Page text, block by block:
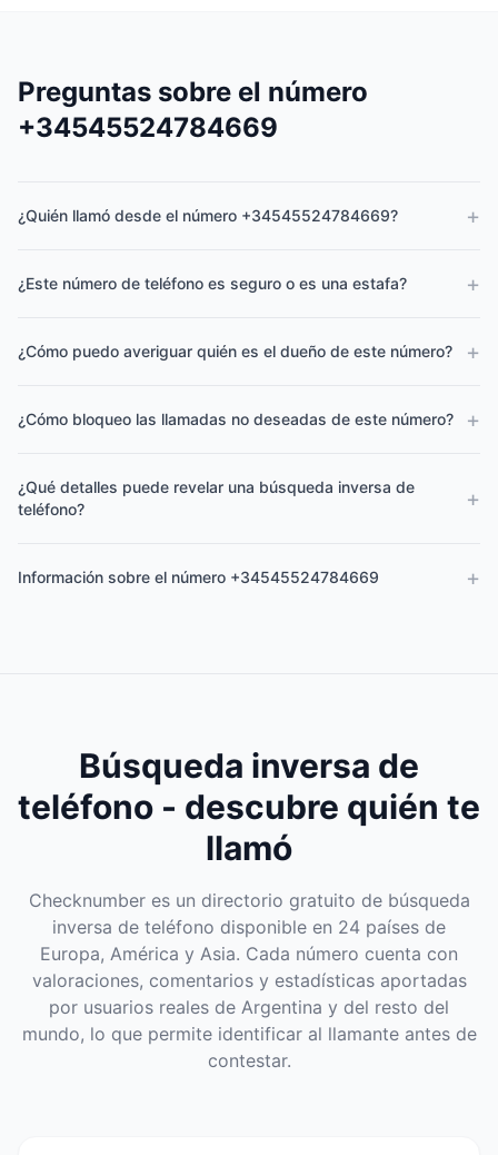
Preguntas sobre el número
+34545524784669
¿Quién llamó desde el número +34545524784669? +
¿Este número de teléfono es seguro o es una estafa? +
¿Cómo puedo averiguar quién es el dueño de este número? +
¿Cómo bloqueo las llamadas no deseadas de este número? +
¿Qué detalles puede revelar una búsqueda inversa de
teléfono?
+
Información sobre el número +34545524784669 +
Búsqueda inversa de
teléfono - descubre quién te
llamó
Checknumber es un directorio gratuito de búsqueda
inversa de teléfono disponible en 24 países de
Europa, América y Asia. Cada número cuenta con
valoraciones, comentarios y estadísticas aportadas
por usuarios reales de Argentina y del resto del
mundo, lo que permite identificar al llamante antes de
contestar.